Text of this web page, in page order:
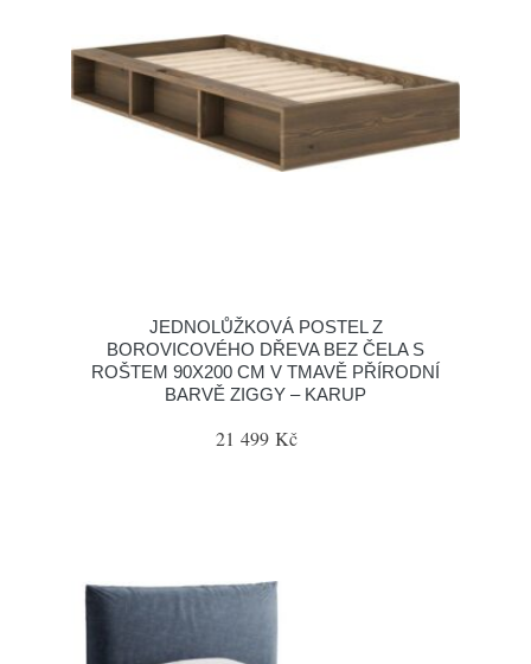
JEDNOLŮŽKOVÁ POSTEL Z
BOROVICOVÉHO DŘEVA BEZ ČELA S
ROŠTEM 90X200 CM V TMAVĚ PŘÍRODNÍ
BARVĚ ZIGGY – KARUP
21 499 Kč